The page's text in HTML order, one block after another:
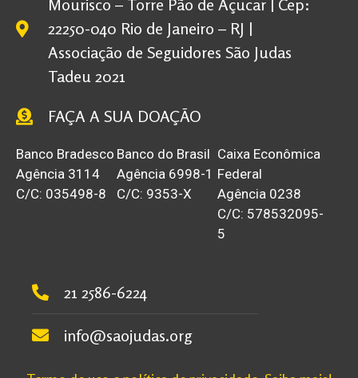
Mourisco – Torre Pão de Açucar | Cep:
22250-040 Rio de Janeiro – RJ |
Associação de Seguidores São Judas
Tadeu 2021
FAÇA A SUA DOAÇÃO
Banco Bradesco
Agência 3114
C/C: 035498-8
Banco do Brasil
Agência 6998-1
C/C: 9353-X
Caixa Econômica
Federal
Agência 0238
C/C: 578532095-
5
21 2586-6224
info@saojudas.org